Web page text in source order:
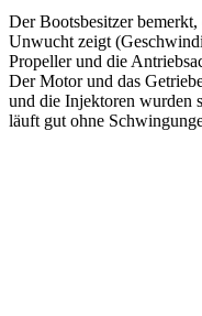
Der Bootsbesitzer
Unwucht zeigt
Propeller und die
Der Motor und das
und die Injektoren wurden
läuft gut ohne